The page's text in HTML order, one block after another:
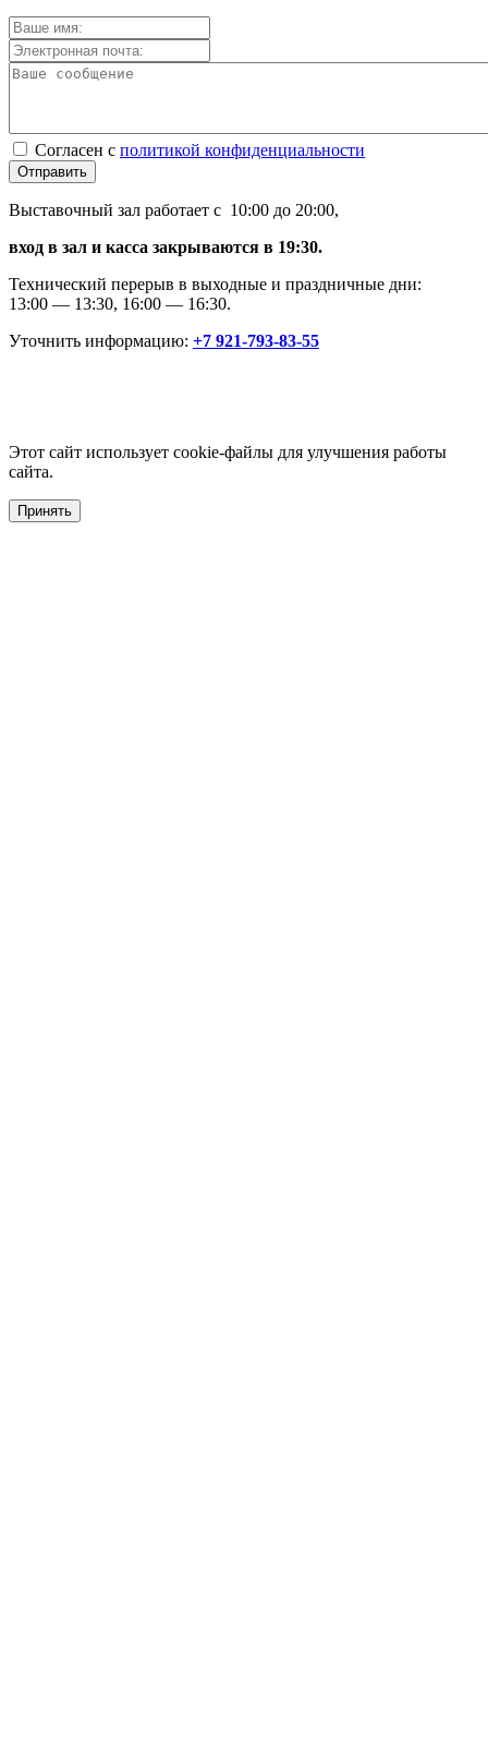
Согласен с политикой конфиденциальности
Отправить
Выставочный зал работает с 10:00 до 20:00,
вход в зал и касса закрываются в 19:30.
Технический перерыв в выходные и праздничные дни:
13:00 — 13:30, 16:00 — 16:30.
Уточнить информацию: +7 921-793-83-55
Этот сайт использует cookie-файлы для улучшения работы
сайта.
Принять